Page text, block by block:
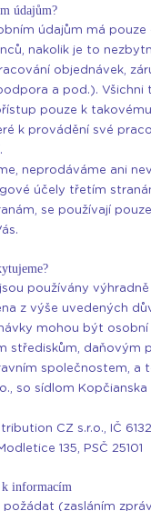
údajům?
údajům má
nakolik je to
objednávek,
a pod.). Všichni
pouze k
k provádění své
neprodáváme ani
účely třetím
se používají
používány
z výše uvedených
mohou být osobní
střediskům, daňovým
společnostem, a
so sídlom Kopčianska
CZ s.r.o., IČ
135, PSČ 25101
k informacím
(zasláním